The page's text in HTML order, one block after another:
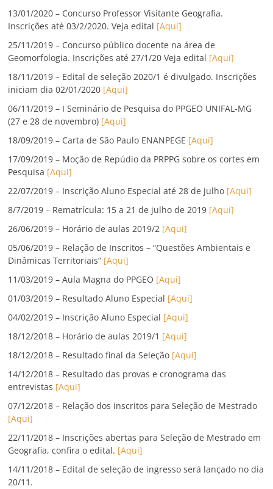
13/01/2020 – Concurso Professor Visitante Geografia.
Inscrições até 03/2/2020. Veja edital [Aqui]
25/11/2019 – Concurso público docente na área de
Geomorfologia. Inscrições até 27/1/20 Veja edital [Aqui]
18/11/2019 – Edital de seleção 2020/1 é divulgado. Inscrições
iniciam dia 02/01/2020 [Aqui]
06/11/2019 – I Seminário de Pesquisa do PPGEO UNIFAL-MG
(27 e 28 de novembro) [Aqui]
18/09/2019 – Carta de São Paulo ENANPEGE [Aqui]
17/09/2019 – Moção de Repúdio da PRPPG sobre os cortes em
Pesquisa [Aqui]
22/07/2019 – Inscrição Aluno Especial até 28 de julho [Aqui]
8/7/2019 – Rematrícula: 15 a 21 de julho de 2019 [Aqui]
26/06/2019 – Horário de aulas 2019/2 [Aqui]
05/06/2019 – Relação de Inscritos – “Questões Ambientais e
Dinâmicas Territoriais” [Aqui]
11/03/2019 – Aula Magna do PPGEO [Aqui]
01/03/2019 – Resultado Aluno Especial [Aqui]
04/02/2019 – Inscrição Aluno Especial [Aqui]
18/12/2018 – Horário de aulas 2019/1 [Aqui]
18/12/2018 – Resultado final da Seleção [Aqui]
14/12/2018 – Resultado das provas e cronograma das
entrevistas [Aqui]
07/12/2018 – Relação dos inscritos para Seleção de Mestrado
[Aqui]
22/11/2018 – Inscrições abertas para Seleção de Mestrado em
Geografia, confira o edital. [Aqui]
14/11/2018 – Edital de seleção de ingresso será lançado no dia
20/11.